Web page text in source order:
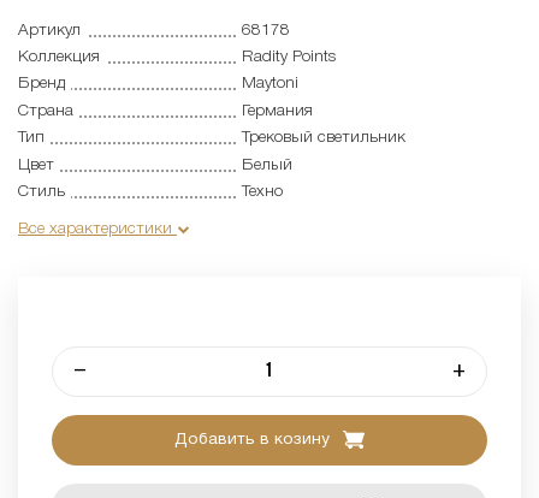
Артикул
68178
Коллекция
Radity Points
Бренд
Maytoni
Страна
Германия
Тип
Трековый светильник
Цвет
Белый
Стиль
Техно
Все характеристики
– +
Добавить в козину